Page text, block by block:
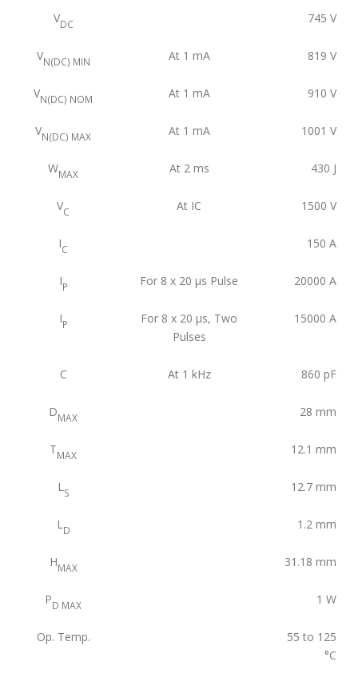
VDC 745 V
VN(DC) MIN At 1 mA 819 V
VN(DC) NOM At 1 mA 910 V
VN(DC) MAX At 1 mA 1001 V
WMAX At 2 ms 430 J
VC At IC 1500 V
IC 150 A
IP For 8 x 20 μs Pulse 20000 A
IP
For 8 x 20 μs, Two
Pulses
15000 A
C At 1 kHz 860 pF
DMAX 28 mm
TMAX 12.1 mm
LS 12.7 mm
LD 1.2 mm
HMAX 31.18 mm
PD MAX 1 W
Op. Temp.
55 to 125
°C